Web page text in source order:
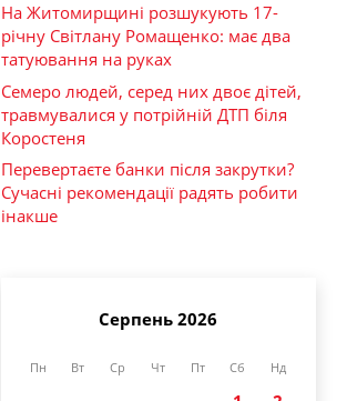
На Житомирщині розшукують 17-
річну Світлану Ромащенко: має два
татуювання на руках
Семеро людей, серед них двоє дітей,
травмувалися у потрійній ДТП біля
Коростеня
Перевертаєте банки після закрутки?
Сучасні рекомендації радять робити
інакше
Серпень 2026
Пн Вт Ср Чт Пт Сб Нд